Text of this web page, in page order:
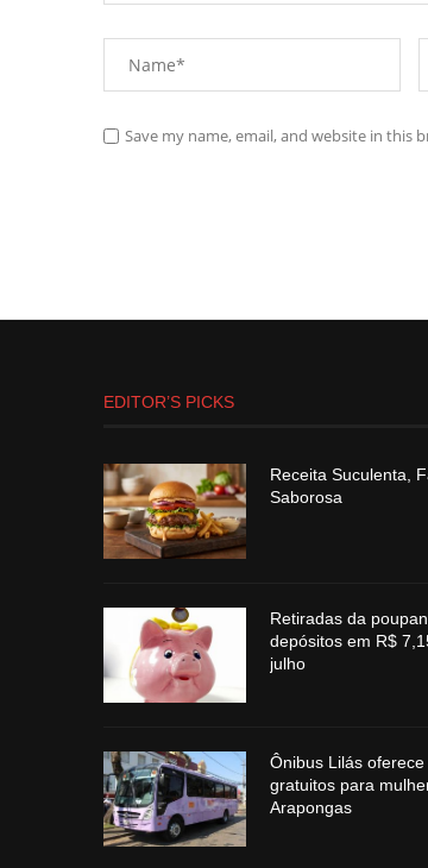
Save my name, email, and website in this
EDITOR’S PICKS
Receita Suculenta,
Saborosa
Retiradas da
depósitos em R$
julho
Ônibus Lilás
gratuitos para
Arapongas